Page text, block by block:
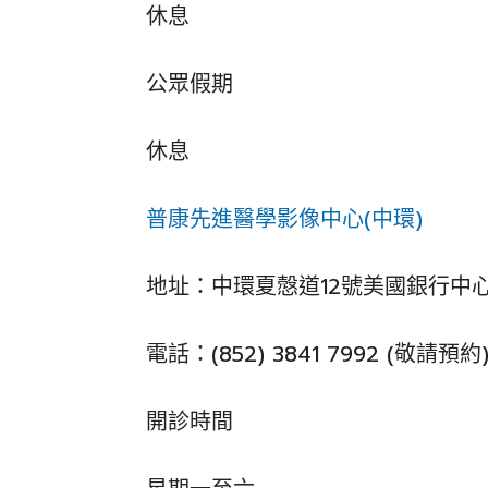
休息
公眾假期
休息
普康先進醫學影像中心(中環)
地址：中環夏慤道12號美國銀行
電話：(852) 3841 7992 (敬請預約)
開診時間